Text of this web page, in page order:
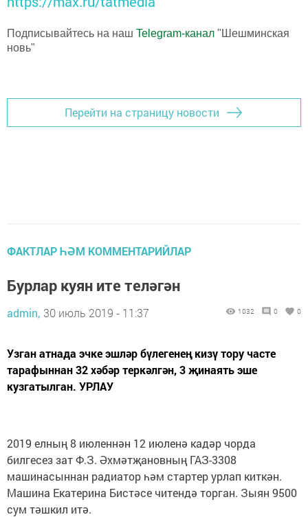
Подписывайтесь на наш Telegram-канал "Шешминская
новь"
Перейти на страницу новости
ФАКТЛАР ҺӘМ КОММЕНТАРИЙЛАР
Бурлар куян ите теләгән
admin, 30 июль 2019 - 11:37 1032 0 0
Узган атнада эчке эшләр бүлегенең кизү тору часте
тарафыннан 32 хәбәр теркәлгән, 3 җинаять эше
кузгатылган. УРЛАУ
2019 елның 8 июленнән 12 июленә кадәр чорда
билгесез зат Ф.З. Әхмәтҗановның ГАЗ-3308
машинасыннан радиатор һәм стартер урлап киткән.
Машина Екатерина Бистәсе читендә торган. Зыян 9500
сум тәшкил итә.